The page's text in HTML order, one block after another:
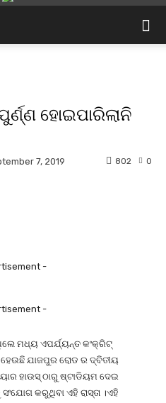
ହୋଇପାରିଲାନି
7, 2019 0
802
-
-
ମଧ୍ୟ ଏପର୍ଯ୍ୟନ୍ତ କଂକ୍ରିଟ୍
ହେଉଛି ଯାଜପୁର ରୋଡ ର ଦ୍ବିତୀୟ
ହାଉସ୍ ଠାରୁ ଷ୍ଟାଡିୟମ ଦେଇ
କରୁଥିବା ଏହି ରାସ୍ତା ।ଏହି